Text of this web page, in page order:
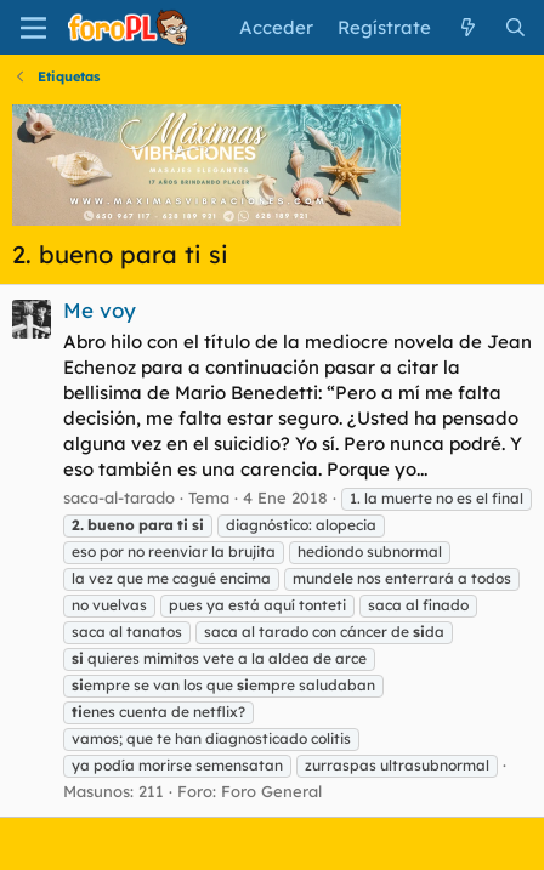
Acceder Regístrate
Etiquetas
2. bueno para ti si
Me voy
Abro hilo con el título de la mediocre novela de Jean
Echenoz para a continuación pasar a citar la
bellisima de Mario Benedetti: “Pero a mí me falta
decisión, me falta estar seguro. ¿Usted ha pensado
alguna vez en el suicidio? Yo sí. Pero nunca podré. Y
eso también es una carencia. Porque yo...
saca-al-tarado Tema 4 Ene 2018
1. la muerte no es el final
2. bueno para ti si
diagnóstico: alopecia
eso por no reenviar la brujita
hediondo subnormal
la vez que me cagué encima
mundele nos enterrará a todos
no vuelvas
pues ya está aquí tonteti
saca al finado
saca al tanatos
saca al tarado con cáncer de sida
si quieres mimitos vete a la aldea de arce
siempre se van los que siempre saludaban
tienes cuenta de netflix?
vamos; que te han diagnosticado colitis
ya podía morirse semensatan
zurraspas ultrasubnormal
Masunos: 211 Foro: Foro General